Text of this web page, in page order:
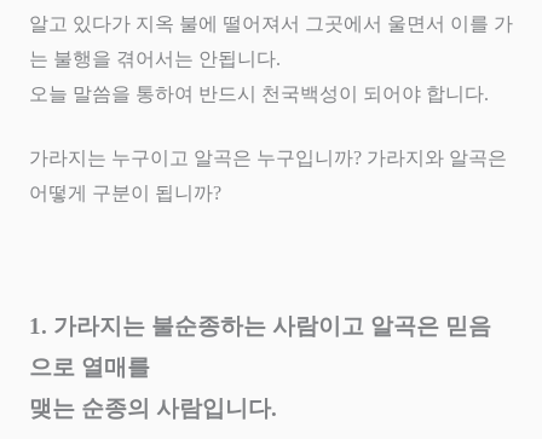
알고 있다가 지옥 불에 떨어져서 그곳에서 울면서 이를 가
는 불행을 겪어서는 안됩니다.
오늘 말씀을 통하여 반드시 천국백성이 되어야 합니다.
가라지는 누구이고 알곡은 누구입니까? 가라지와 알곡은
어떻게 구분이 됩니까?
1. 가라지는 불순종하는 사람이고 알곡은 믿음
으로 열매를
맺는 순종의 사람입니다.